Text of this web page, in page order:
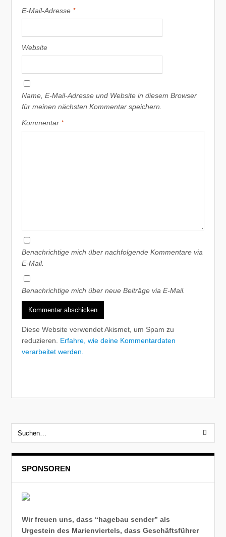
E-Mail-Adresse *
Website
Name, E-Mail-Adresse und Website in diesem Browser
für meinen nächsten Kommentar speichern.
Kommentar *
Benachrichtige mich über nachfolgende Kommentare via
E-Mail.
Benachrichtige mich über neue Beiträge via E-Mail.
Diese Website verwendet Akismet, um Spam zu
reduzieren. Erfahre, wie deine Kommentardaten
verarbeitet werden.
SPONSOREN
Wir freuen uns, dass “hagebau sender” als
Urgestein des Marienviertels, dass Geschäftsführer